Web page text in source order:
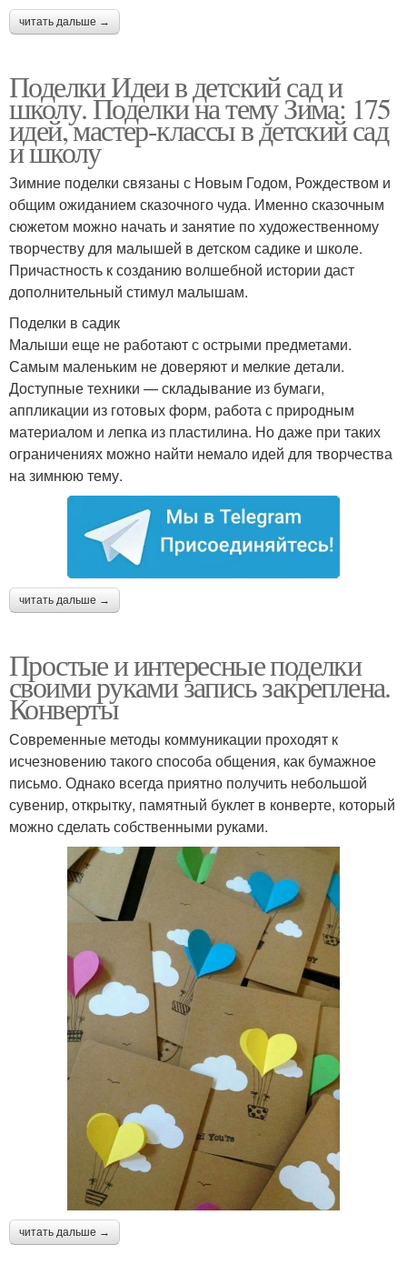
читать дальше →
Поделки Идеи в детский сад и
школу. Поделки на тему Зима: 175
идей, мастер-классы в детский сад
и школу
Зимние поделки связаны с Новым Годом, Рождеством и
общим ожиданием сказочного чуда. Именно сказочным
сюжетом можно начать и занятие по художественному
творчеству для малышей в детском садике и школе.
Причастность к созданию волшебной истории даст
дополнительный стимул малышам.
Поделки в садик
Малыши еще не работают с острыми предметами.
Самым маленьким не доверяют и мелкие детали.
Доступные техники — складывание из бумаги,
аппликации из готовых форм, работа с природным
материалом и лепка из пластилина. Но даже при таких
ограничениях можно найти немало идей для творчества
на зимнюю тему.
читать дальше →
Простые и интересные поделки
своими руками запись закреплена.
Конверты
Современные методы коммуникации проходят к
исчезновению такого способа общения, как бумажное
письмо. Однако всегда приятно получить небольшой
сувенир, открытку, памятный буклет в конверте, который
можно сделать собственными руками.
читать дальше →